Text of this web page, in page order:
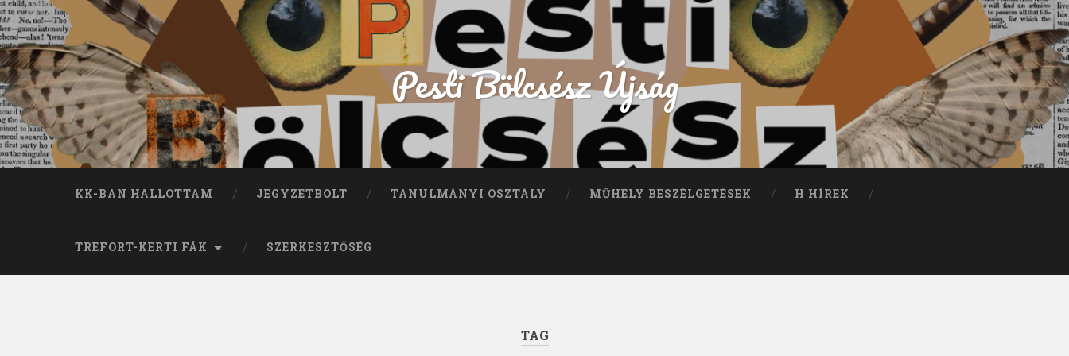
Pesti Bölcsész Újság
KK-BAN HALLOTTAM JEGYZETBOLT TANULMÁNYI OSZTÁLY MŰHELY BESZÉLGETÉSEK H HÍREK
TREFORT-KERTI FÁK SZERKESZTŐSÉG
TAG